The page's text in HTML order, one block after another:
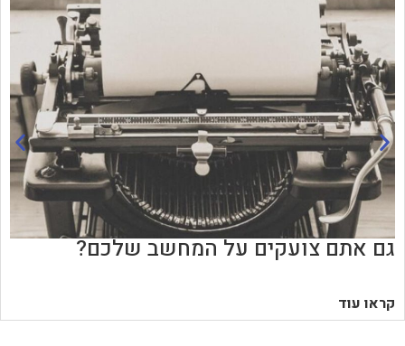
גם אתם צועקים על המחשב שלכם?
קראו עוד